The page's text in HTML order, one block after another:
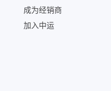
成为经销商
加入中运